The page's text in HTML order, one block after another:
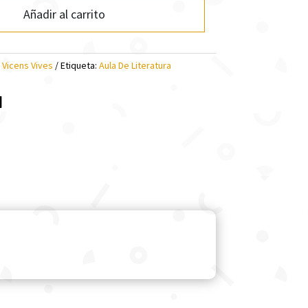
Añadir al carrito
Vicens Vives Etiqueta: Aula De Literatura